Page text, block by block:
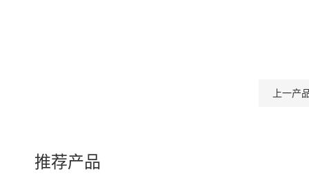
上一产
推荐产品